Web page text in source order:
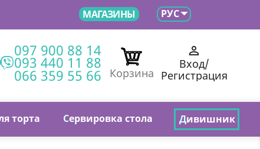
МАГАЗИНЫ РУС
торта Сервировка стола Дивишник
097 900 88 14
093 440 11 88
066 359 55 66 Корзина

Вход/
Регистрация